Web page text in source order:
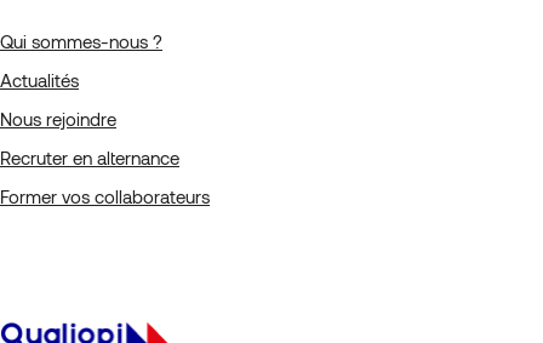
Qui sommes-nous ?
Actualités
Nous rejoindre
Recruter en alternance
Former vos collaborateurs